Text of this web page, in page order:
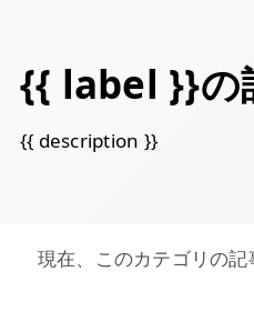
{{ label }}の
{{ description }}
現在、このカテゴリの記